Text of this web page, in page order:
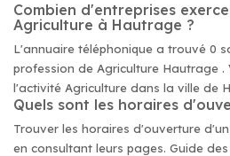
Combien d'entreprises
Agriculture à Hautrage ?
L'annuaire téléphonique a trouvé 0
profession de Agriculture Hautrage .
l'activité Agriculture dans la ville de
Quels sont les horaires
Trouver les horaires d'ouverture
en consultant leurs pages. Guide